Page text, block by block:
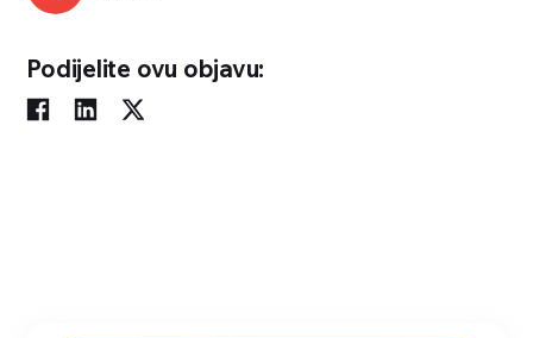
Podijelite ovu objavu: